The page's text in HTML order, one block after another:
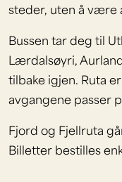
steder, uten å være
Bussen tar deg til
Lærdalsøyri,
tilbake igjen. Ruta
avgangene passer
Fjord og Fjellruta
Billetter bestilles